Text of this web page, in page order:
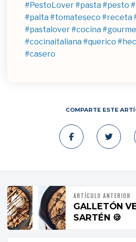
#PestoLover#pasta #pesto
#palta #tomateseco #receta
#pastalover#cocina
#cocinaitaliana #querico
#casero
COMPARTE ESTE
ARTÍCULO ANTERIOR
GALLETÓN
SARTÉN 🍪